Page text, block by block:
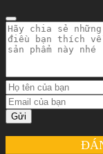
Gửi